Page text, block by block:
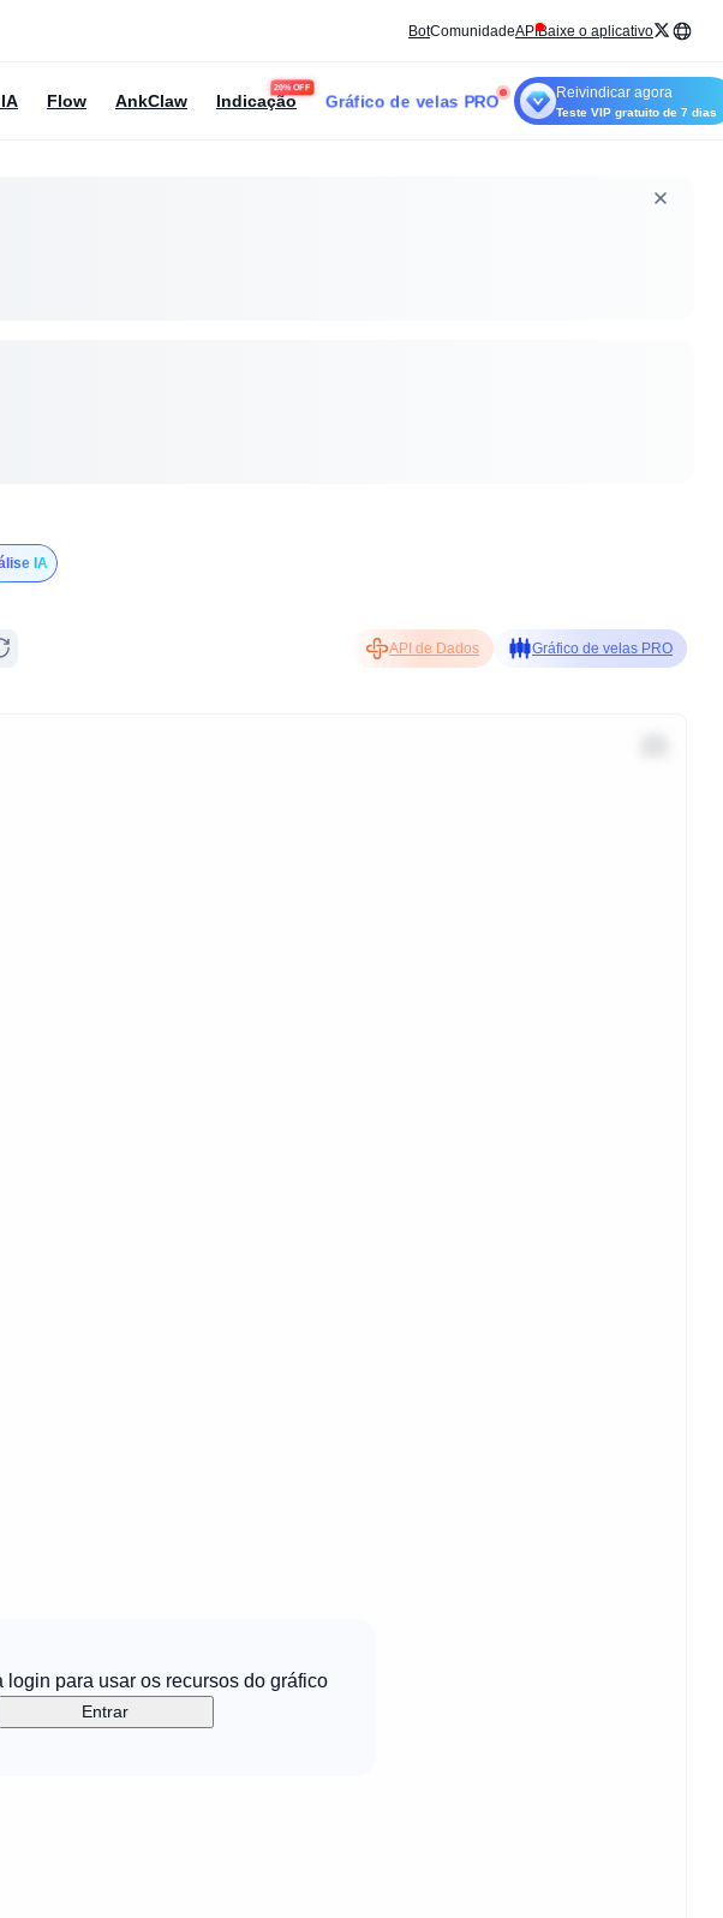
BotComunidadeAPIBaixe o aplicativo
Flow AnkClaw Indicação
20% OFF
Gráfico de velas PRO Reivindicar agora
Teste VIP gratuito de 7 dias
IA
API de Dados Gráfico de velas PRO
login para usar os recursos do gráfico
Entrar